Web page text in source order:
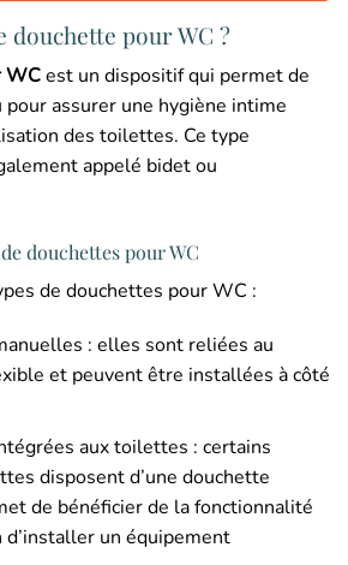
douchette pour WC ?
WCest un dispositif qui permet de
pour assurer une hygiène intime
des toilettes. Ce type
appelé bidet ou
douchettes pour WC
de douchettes pour WC :
: elles sont reliées au
et peuvent être installées à côté
aux toilettes : certains
disposent d’une douchette
de bénéficier de la fonctionnalité
d’installer un équipement